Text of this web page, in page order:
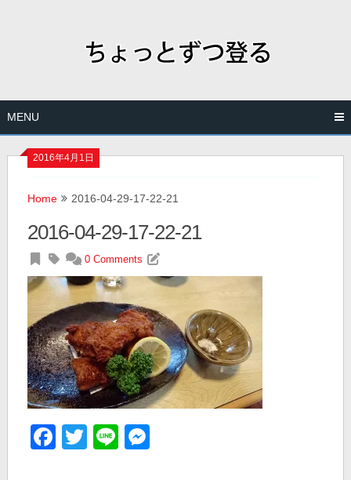
MENU
2016年4月1日
Home 2016-04-29-17-22-21
2016-04-29-17-22-21
0 Comments
Facebook
Twitter
Line